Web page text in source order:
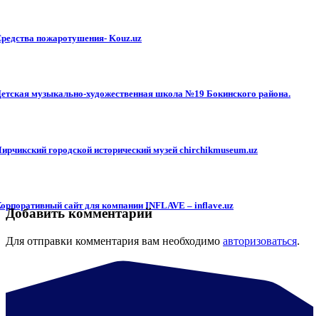
пожаротушения- Kouz.uz
музыкально-художественная школа №19 Бокинского района.
городской исторический музей chirchikmuseum.uz
сайт для компании INFLAVE – inflave.uz
Добавить комментарий
Для отправки комментария вам необходимо авторизоваться.